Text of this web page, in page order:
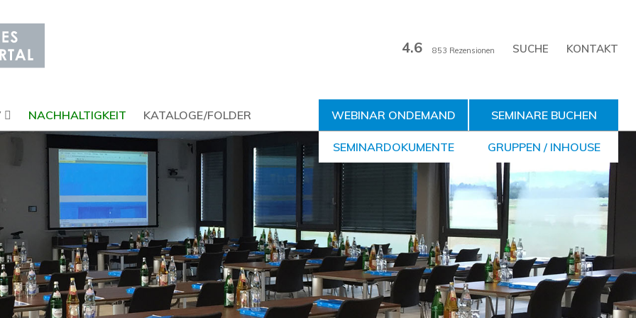
KONTAKT
4.6 853 Rezensionen
NACHHALTIGKEIT KATALOGE/FOLDER WEBINAR ONDEMAND
SEMINARDOKUMENTE
SEMINARE BUCHEN
GRUPPEN / INHOUSE